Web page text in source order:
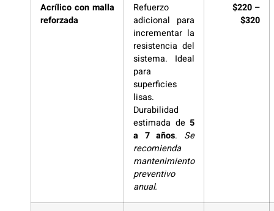
Acrílico con malla
reforzada
Refuerzo
adicional para
incrementar la
resistencia del
sistema. Ideal
para
superficies
lisas.
Durabilidad
estimada de 5
a 7 años. Se
recomienda
mantenimiento
preventivo
anual.
$220 –
$320